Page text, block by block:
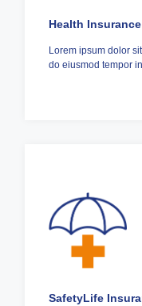
Health Insurance
Lorem ipsum dolor
do eiusmod tempor
SafetyLife